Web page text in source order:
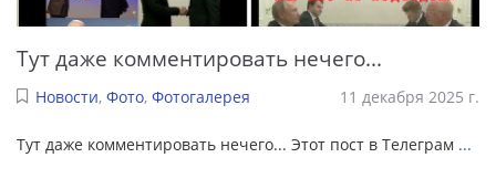
Тут даже комментировать нечего...
Новости, Фото, Фотогалерея 11 декабря 2025 г.
Тут даже комментировать нечего... Этот пост в Телеграм ...